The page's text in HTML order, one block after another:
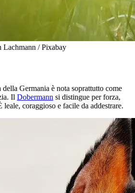
/ Pixabay
Germania è nota soprattutto come
Il Dobermann si distingue per forza,
leale, coraggioso e facile da addestrare.